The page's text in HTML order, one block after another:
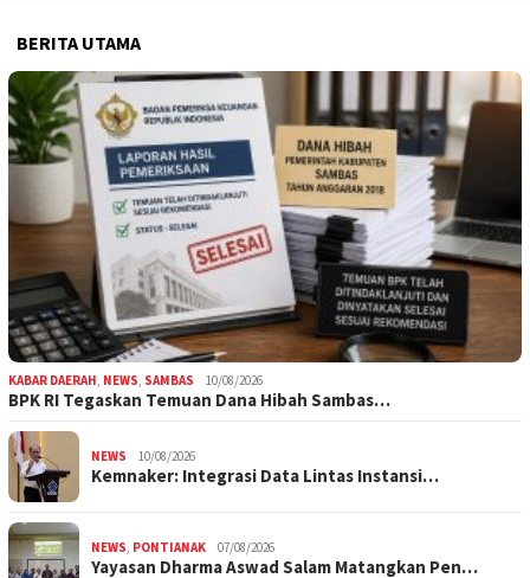
BERITA UTAMA
KABAR DAERAH, NEWS, SAMBAS 10/08/2026
BPK RI Tegaskan Temuan Dana Hibah Sambas…
NEWS 10/08/2026
Kemnaker: Integrasi Data Lintas Instansi…
NEWS, PONTIANAK 07/08/2026
Yayasan Dharma Aswad Salam Matangkan Pen…